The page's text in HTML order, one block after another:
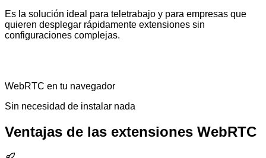
Es la solución ideal para teletrabajo y para empresas que
quieren desplegar rápidamente extensiones sin
configuraciones complejas.
WebRTC en tu navegador
Sin necesidad de instalar nada
Ventajas de las extensiones WebRTC